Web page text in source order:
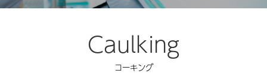
Caulking
コーキング